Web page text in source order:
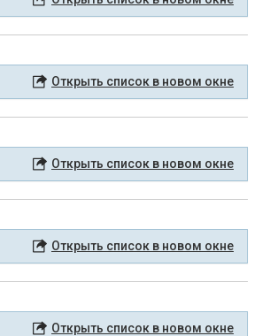
Открыть список в новом окне
Открыть список в новом окне
Открыть список в новом окне
Открыть список в новом окне